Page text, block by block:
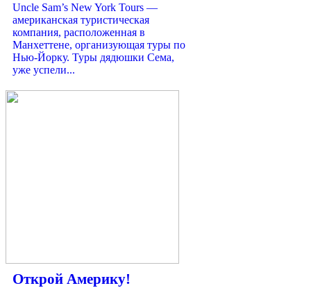
Uncle Sam’s New York Tours —
американская туристическая
компания, расположенная в
Манхеттене, организующая туры по
Нью-Йорку. Туры дядюшки Сема,
уже успели...
Открой Америку!